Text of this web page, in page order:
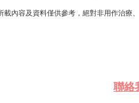
內容及資料僅供參考，絕對非用作治療
聯絡